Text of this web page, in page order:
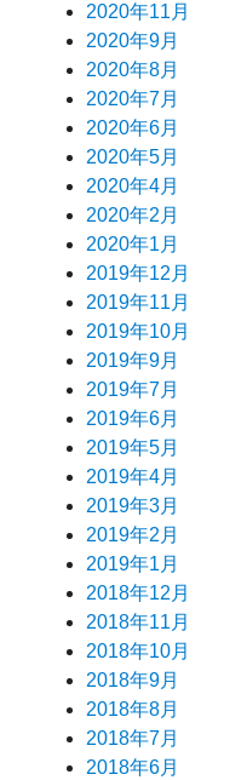
2020年11月
2020年9月
2020年8月
2020年7月
2020年6月
2020年5月
2020年4月
2020年2月
2020年1月
2019年12月
2019年11月
2019年10月
2019年9月
2019年7月
2019年6月
2019年5月
2019年4月
2019年3月
2019年2月
2019年1月
2018年12月
2018年11月
2018年10月
2018年9月
2018年8月
2018年7月
2018年6月